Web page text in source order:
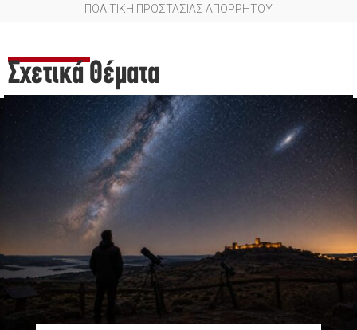
ΠΟΛΙΤΙΚΗ ΠΡΟΣΤΑΣΙΑΣ ΑΠΟΡΡΗΤΟΥ
Σχετικά Θέματα